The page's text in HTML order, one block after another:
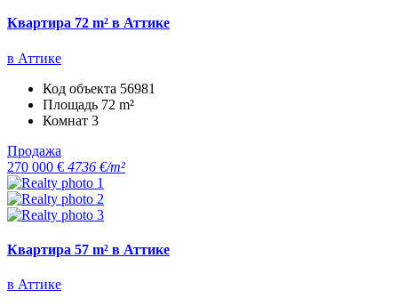
Квартира 72 m² в Аттике
в Аттике
Код объекта 56981
Площадь 72 m²
Комнат 3
Продажа
270 000 € 4736 €/m²
Квартира 57 m² в Аттике
в Аттике